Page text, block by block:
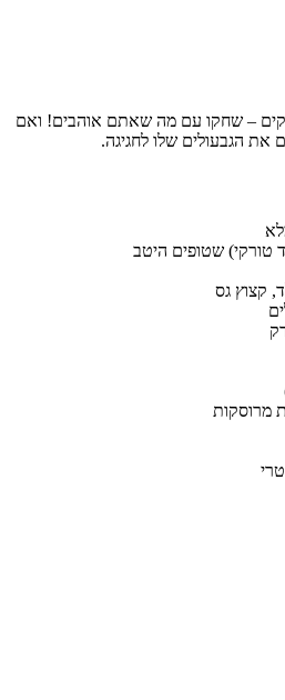
– שחקו עם מה שאתם אוהבים! ואם
את הגבעולים שלו לחגיגה.
קצוץ גס